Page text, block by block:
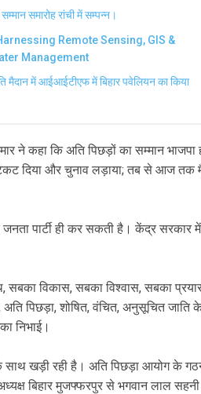
समारोह रांची में सम्पन्न।
Remote Sensing, GIS &
Management
मैदान में आईआईटीएफ में बिहार पवेलियन का किया
ने कहा कि अति पिछड़ों का सम्मान
दिया और चुनाव लड़ाया; तब से आज तक
जनता पार्टी ही कर सकती है। केंद्र
सबका विकास, सबका विश्वास, सबका
पिछड़ा, शोषित, वंचित, अनुसूचित जाति
निभाई।
साथ खड़ी रही है। अति पिछड़ा आयोग के
बिहार मुजफ्फरपुर से भगवान लाल सहनी